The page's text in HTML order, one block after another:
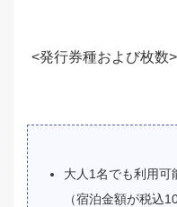
<発行券種および枚数>
大人1名でも利用可
（宿泊金額が税込